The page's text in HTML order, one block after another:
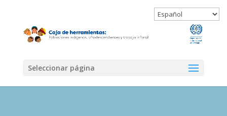
Seleccionar página